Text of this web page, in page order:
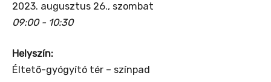
2023. augusztus 26., szombat
09:00 - 10:30
Helyszín:
Éltető-gyógyító tér – színpad